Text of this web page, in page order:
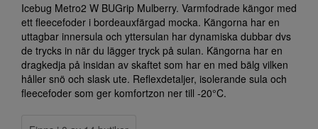
Icebug Metro2 W BUGrip Mulberry. Varmfodrade kängor med
ett fleecefoder i bordeauxfärgad mocka. Kängorna har en
uttagbar innersula och yttersulan har dynamiska dubbar dvs
de trycks in när du lägger tryck på sulan. Kängorna har en
dragkedja på insidan av skaftet som har en med bälg vilken
håller snö och slask ute. Reflexdetaljer, isolerande sula och
fleecefoder som ger komfortzon ner till -20°C.